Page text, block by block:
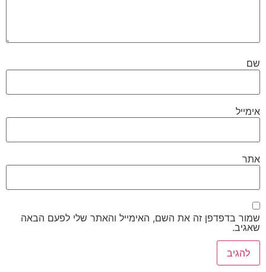
שם
אימייל
אתר
שמור בדפדפן זה את השם, האימייל והאתר שלי לפעם הבאה
שאגיב.